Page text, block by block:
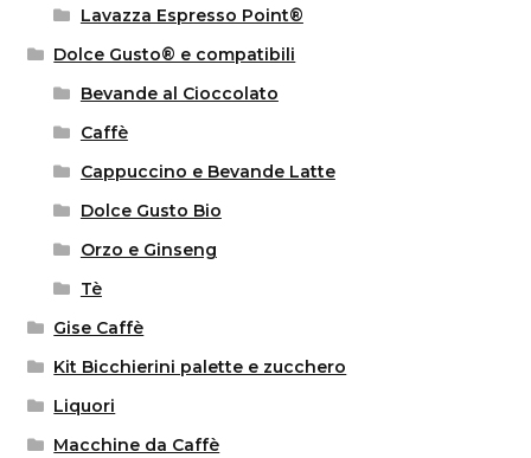
Lavazza Espresso Point®
Dolce Gusto® e compatibili
Bevande al Cioccolato
Caffè
Cappuccino e Bevande Latte
Dolce Gusto Bio
Orzo e Ginseng
Tè
Gise Caffè
Kit Bicchierini palette e zucchero
Liquori
Macchine da Caffè